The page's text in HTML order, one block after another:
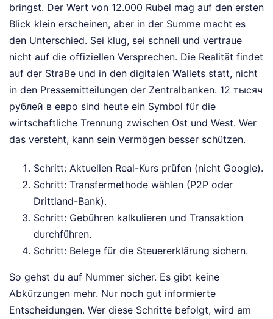
bringst. Der Wert von 12.000 Rubel mag auf den ersten
Blick klein erscheinen, aber in der Summe macht es
den Unterschied. Sei klug, sei schnell und vertraue
nicht auf die offiziellen Versprechen. Die Realität findet
auf der Straße und in den digitalen Wallets statt, nicht
in den Pressemitteilungen der Zentralbanken. 12 тысяч
рублей в евро sind heute ein Symbol für die
wirtschaftliche Trennung zwischen Ost und West. Wer
das versteht, kann sein Vermögen besser schützen.
Schritt: Aktuellen Real-Kurs prüfen (nicht Google).
Schritt: Transfermethode wählen (P2P oder
Drittland-Bank).
Schritt: Gebühren kalkulieren und Transaktion
durchführen.
Schritt: Belege für die Steuererklärung sichern.
So gehst du auf Nummer sicher. Es gibt keine
Abkürzungen mehr. Nur noch gut informierte
Entscheidungen. Wer diese Schritte befolgt, wird am